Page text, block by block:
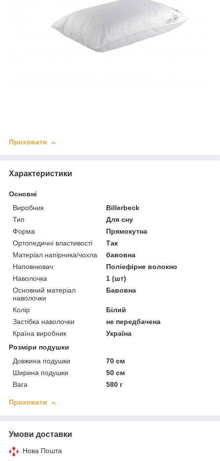
Приховати
Характеристики
Основні
Виробник
Billerbeck
Тип
Для сну
Форма
Прямокутна
Ортопедичні властивості
Так
Матеріал напірника/чохла
бавовна
Наповнювач
Поліефірне волокно
Наволочка
1 (шт)
Основний матеріал
наволочки
Бавовна
Колір
Білий
Застібка наволочки
не передбачена
Країна виробник
Україна
Розміри подушки
Довжина подушки
70 см
Ширина подушки
50 см
Вага
580 г
Приховати
Умови доставки
Нова Пошта